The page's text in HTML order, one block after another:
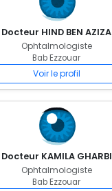
Docteur HIND BEN AZIZA
Ophtalmologiste
Bab Ezzouar
Voir le profil
Docteur KAMILA GHARBI
Ophtalmologiste
Bab Ezzouar